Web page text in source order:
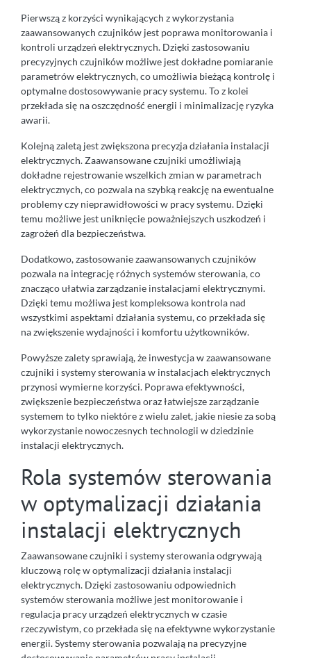
Pierwszą z korzyści wynikających z wykorzystania
zaawansowanych czujników jest poprawa monitorowania i
kontroli urządzeń elektrycznych. Dzięki zastosowaniu
precyzyjnych czujników możliwe jest dokładne pomiaranie
parametrów elektrycznych, co umożliwia bieżącą kontrolę i
optymalne dostosowywanie pracy systemu. To z kolei
przekłada się na oszczędność energii i minimalizację ryzyka
awarii.
Kolejną zaletą jest zwiększona precyzja działania instalacji
elektrycznych. Zaawansowane czujniki umożliwiają
dokładne rejestrowanie wszelkich zmian w parametrach
elektrycznych, co pozwala na szybką reakcję na ewentualne
problemy czy nieprawidłowości w pracy systemu. Dzięki
temu możliwe jest uniknięcie poważniejszych uszkodzeń i
zagrożeń dla bezpieczeństwa.
Dodatkowo, zastosowanie zaawansowanych czujników
pozwala na integrację różnych systemów sterowania, co
znacząco ułatwia zarządzanie instalacjami elektrycznymi.
Dzięki temu możliwa jest kompleksowa kontrola nad
wszystkimi aspektami działania systemu, co przekłada się
na zwiększenie wydajności i komfortu użytkowników.
Powyższe zalety sprawiają, że inwestycja w zaawansowane
czujniki i systemy sterowania w instalacjach elektrycznych
przynosi wymierne korzyści. Poprawa efektywności,
zwiększenie bezpieczeństwa oraz łatwiejsze zarządzanie
systemem to tylko niektóre z wielu zalet, jakie niesie za sobą
wykorzystanie nowoczesnych technologii w dziedzinie
instalacji elektrycznych.
Rola systemów sterowania
w optymalizacji działania
instalacji elektrycznych
Zaawansowane czujniki i systemy sterowania odgrywają
kluczową rolę w optymalizacji działania instalacji
elektrycznych. Dzięki zastosowaniu odpowiednich
systemów sterowania możliwe jest monitorowanie i
regulacja pracy urządzeń elektrycznych w czasie
rzeczywistym, co przekłada się na efektywne wykorzystanie
energii. Systemy sterowania pozwalają na precyzyjne